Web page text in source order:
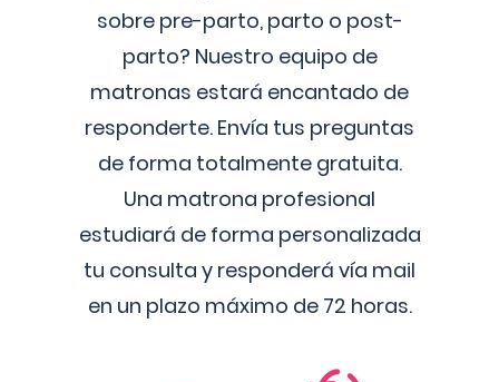
sobre pre-parto, parto o post-
parto? Nuestro equipo de
matronas estará encantado de
responderte. Envía tus preguntas
de forma totalmente gratuita.
Una matrona profesional
estudiará de forma personalizada
tu consulta y responderá vía mail
en un plazo máximo de 72 horas.